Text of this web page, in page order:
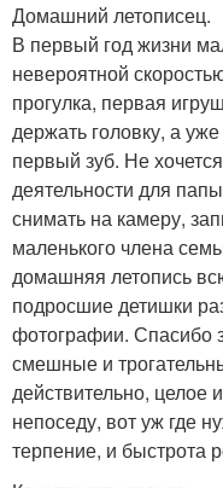
Домашний летописец.
В первый год жизни
невероятной
прогулка, первая
держать головку, а
первый зуб. Не
деятельности для
снимать на камеру,
маленького члена
домашняя летопись
подросшие детишки
фотографии. Спасибо
смешные и
действительно, целое
непоседу, вот уж где
терпение, и быстрота